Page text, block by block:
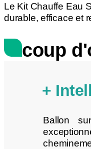
Le Kit Chauffe Eau
durable, efficace et
coup
+
Ballon